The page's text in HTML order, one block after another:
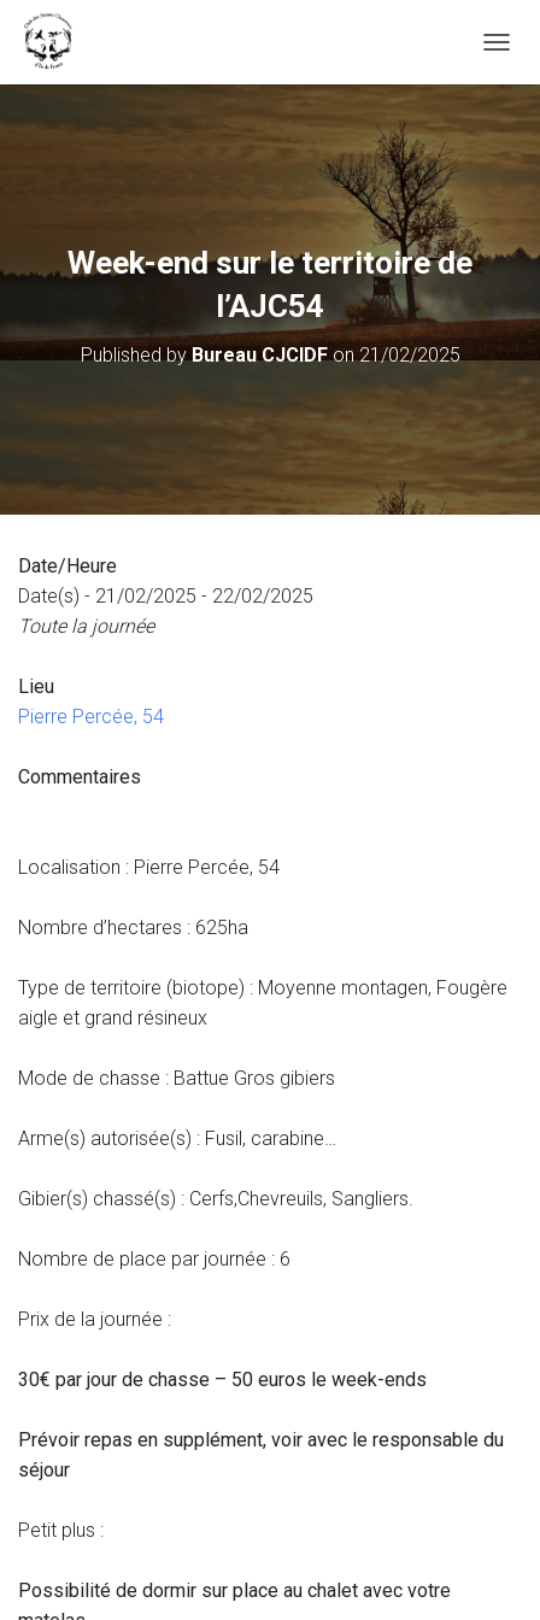
Week-end sur le territoire de
l’AJC54
Published byBureau CJCIDFon21/02/2025
Date/Heure
Date(s) - 21/02/2025 - 22/02/2025
Toute la journée
Lieu
Pierre Percée, 54
Commentaires
Localisation : Pierre Percée, 54
Nombre d’hectares : 625ha
Type de territoire (biotope) : Moyenne montagen, Fougère
aigle et grand résineux
Mode de chasse : Battue Gros gibiers
Arme(s) autorisée(s) : Fusil, carabine…
Gibier(s) chassé(s) : Cerfs,Chevreuils, Sangliers.
Nombre de place par journée : 6
Prix de la journée :
30€ par jour de chasse – 50 euros le week-ends
Prévoir repas en supplément, voir avec le responsable du
séjour
Petit plus :
Possibilité de dormir sur place au chalet avec votre